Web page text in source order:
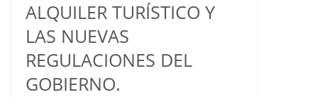
ALQUILER TURÍSTICO Y
LAS NUEVAS
REGULACIONES DEL
GOBIERNO.